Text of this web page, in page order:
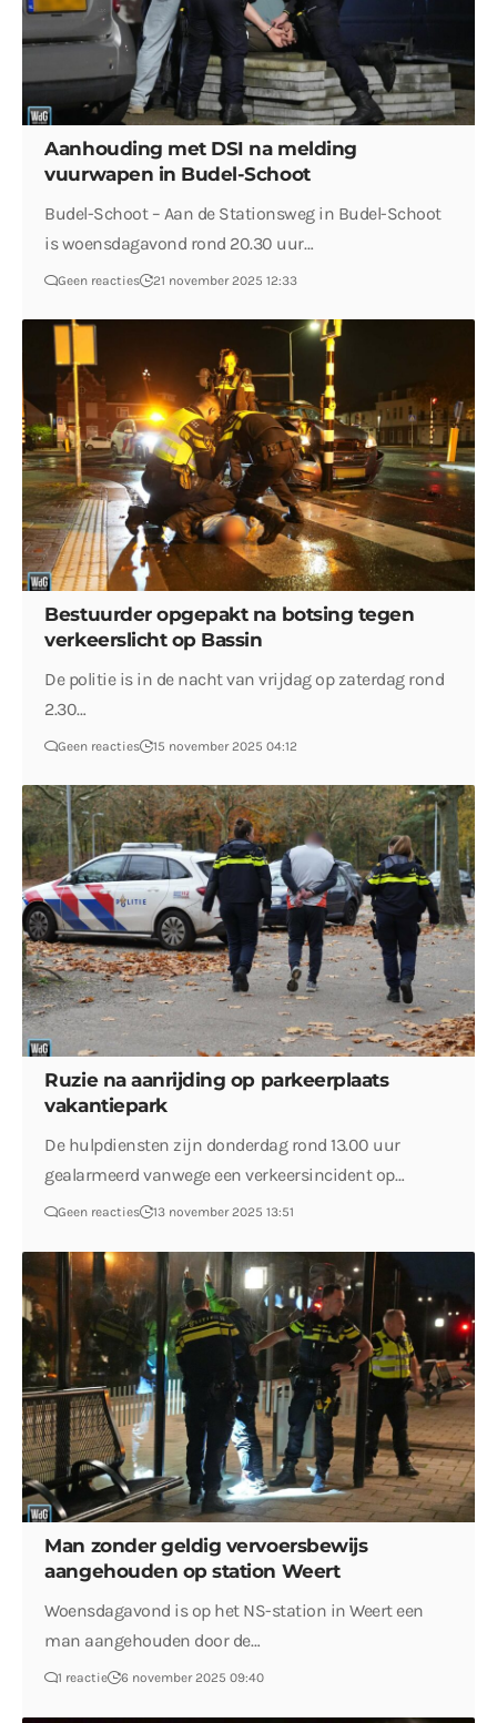
Aanhouding met DSI na melding
vuurwapen in Budel-Schoot
Budel-Schoot – Aan de Stationsweg in Budel-Schoot
is woensdagavond rond 20.30 uur…
Geen reacties 21 november 2025 12:33
Bestuurder opgepakt na botsing tegen
verkeerslicht op Bassin
De politie is in de nacht van vrijdag op zaterdag rond
2.30…
Geen reacties 15 november 2025 04:12
Ruzie na aanrijding op parkeerplaats
vakantiepark
De hulpdiensten zijn donderdag rond 13.00 uur
gealarmeerd vanwege een verkeersincident op…
Geen reacties 13 november 2025 13:51
Man zonder geldig vervoersbewijs
aangehouden op station Weert
Woensdagavond is op het NS-station in Weert een
man aangehouden door de…
1 reactie 6 november 2025 09:40